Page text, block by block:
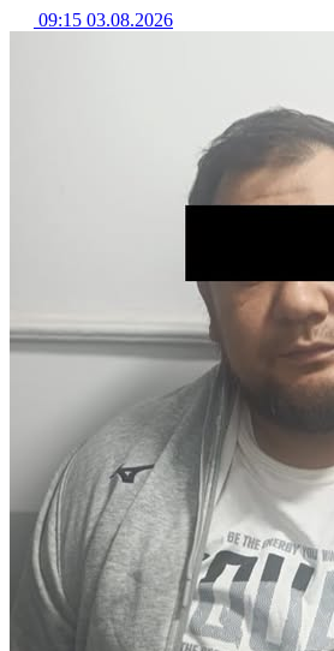
09:15 03.08.2026